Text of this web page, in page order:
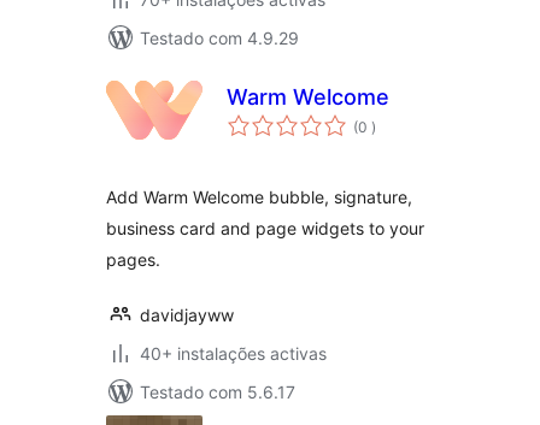
Testado com 4.9.29
Warm Welcome
(0 classificações
)
Add Warm Welcome bubble, signature,
business card and page widgets to your
pages.
davidjayww
40+ instalações activas
Testado com 5.6.17